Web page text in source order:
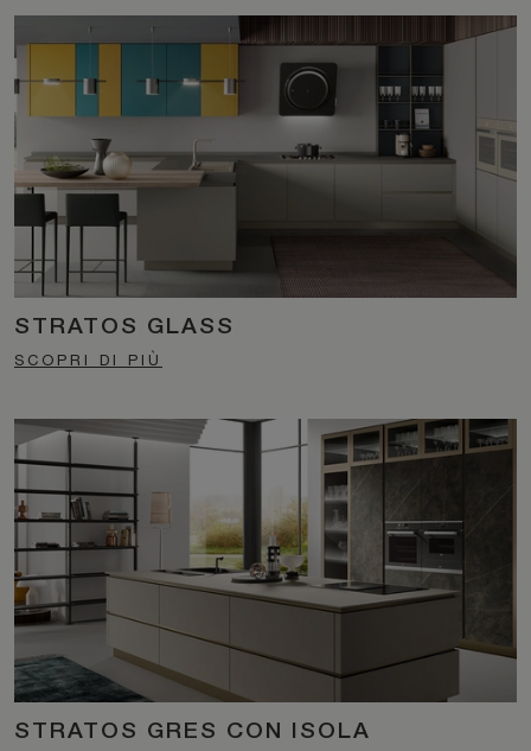
STRATOS GLASS
SCOPRI DI PIÙ
STRATOS GRES CON ISOLA